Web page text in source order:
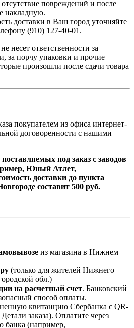
повреждений и после
накладную.
доставки в Ваш город уточняйте
(910) 127-40-01 .
несет ответственности за
за порчу упаковки и прочие
произошли после сдачи товара
покупателем из офиса интернет-
договоренности с нашими
под заказ с заводов
Юный Атлет,
доставки до пункта
составит 500 руб.
из магазина в Нижнем
(только для жителей Нижнего
обл.)
на расчетный счет. Банковский
способ оплаты.
квитанцию Сбербанка с QR-
заказа). Оплатите через
банка (например,